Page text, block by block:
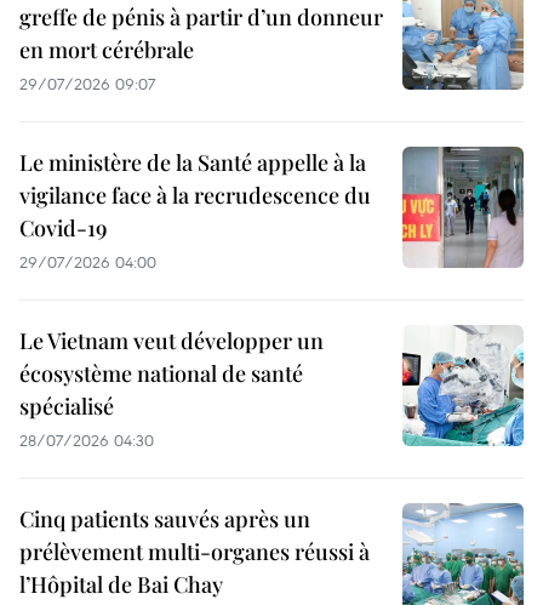
greffe de pénis à partir d’un donneur
en mort cérébrale
29/07/2026 09:07
Le ministère de la Santé appelle à la
vigilance face à la recrudescence du
Covid-19
29/07/2026 04:00
Le Vietnam veut développer un
écosystème national de santé
spécialisé
28/07/2026 04:30
Cinq patients sauvés après un
prélèvement multi-organes réussi à
l’Hôpital de Bai Chay